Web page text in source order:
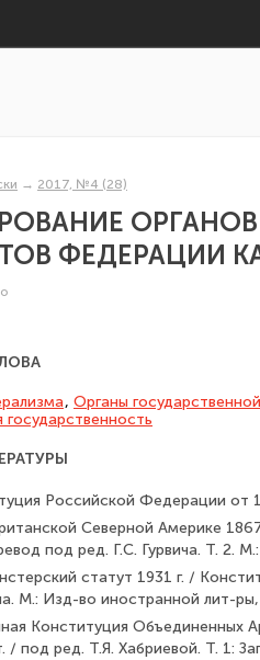
→ 2017, №4 (28)
ФЕДЕРАЦИИ
, Органы
Российской Федерации от
Северной Америке
под ред. Г.С. Гурвича. Т. 2.
статут 1931 г. /
М.: Изд-во иностранной лит-
Конституция Объединенных
/ под ред. Т.Я. Хабриевой. Т. 1: